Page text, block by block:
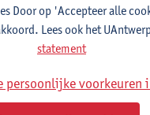
in de biomedische
levenswetenschappen
Verhulst Sebastiaan De
Door op 'Accepteer alle
Lees ook het
statement
persoonlijke voorkeuren